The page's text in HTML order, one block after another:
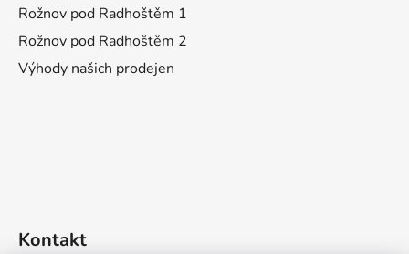
Rožnov pod Radhoštěm 1
Rožnov pod Radhoštěm 2
Výhody našich prodejen
Kontakt